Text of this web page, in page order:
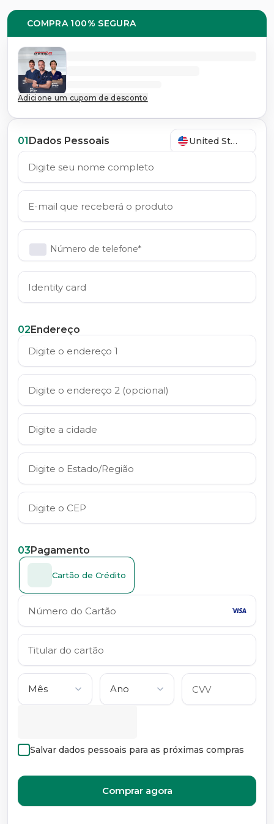
01Dados Pessoais United States
Número de telefone*
02Endereço
03Pagamento
Cartão de Crédito
Salvar dados pessoais para as próximas compras
Comprar agora
COMPRA 100% SEGURA
Adicione um cupom de desconto